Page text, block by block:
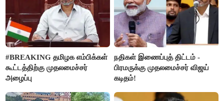
#BREAKING தமிழக எம்பிக்கள்
கூட்டத்திற்கு முதலமைச்சர்
அழைப்பு
நதிகள் இணைப்புத் திட்டம் -
பிரமருக்கு முதலமைச்சர் விஜய்
கடிதம்!